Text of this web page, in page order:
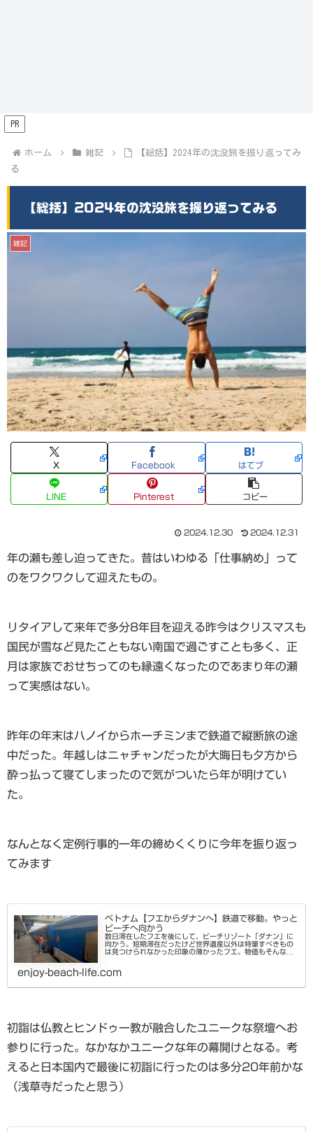
PR
ホーム 雑記
【総括】2024年の沈没旅を振り返ってみ
る
【総括】2024年の沈没旅を振り返ってみる
雑記
X Facebook はてブ
LINE Pinterest コピー
2024.12.30 2024.12.31
年の瀬も差し迫ってきた。昔はいわゆる「仕事納め」って
のをワクワクして迎えたもの。
リタイアして来年で多分8年目を迎える昨今はクリスマスも
国民が雪など見たこともない南国で過ごすことも多く、正
月は家族でおせちってのも縁遠くなったのであまり年の瀬
って実感はない。
昨年の年末はハノイからホーチミンまで鉄道で縦断旅の途
中だった。年越しはニャチャンだったが大晦日も夕方から
酔っ払って寝てしまったので気がついたら年が明けてい
た。
なんとなく定例行事的一年の締めくくりに今年を振り返っ
てみます
ベトナム【フエからダナンへ】鉄道で移動。やっと
ビーチへ向かう
数日滞在したフエを後にして、ビーチリゾート「ダナン」に
向かう。短期滞在だったけど世界遺産以外は特筆すべきもの
は見つけられなかった印象の薄かったフエ。物価もそんなに
enjoy-beach-life.com
初詣は仏教とヒンドゥー教が融合したユニークな祭壇へお
参りに行った。なかなかユニークな年の幕開けとなる。考
えると日本国内で最後に初詣に行ったのは多分20年前かな
（浅草寺だったと思う）